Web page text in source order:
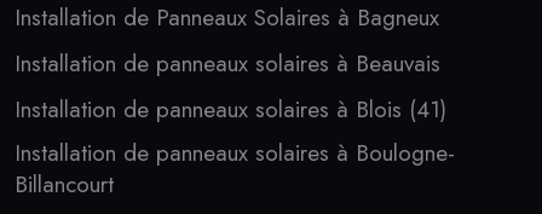
Installation de Panneaux Solaires à Bagneux
Installation de panneaux solaires à Beauvais
Installation de panneaux solaires à Blois (41)
Installation de panneaux solaires à Boulogne-
Billancourt